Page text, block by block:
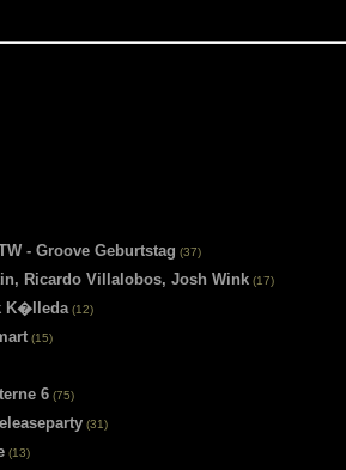
- Groove Geburtstag (37)
Ricardo Villalobos, Josh Wink(17)
K�lleda(12)
(15)
6(75)
(31)
(13)